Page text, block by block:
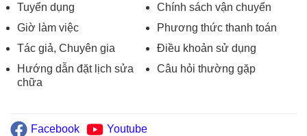
Tuyển dụng
Giờ làm việc
Tác giả, Chuyên gia
Hướng dẫn đặt lịch sửa
chữa
Chính sách vận chuyển
Phương thức thanh toán
Điều khoản sử dụng
Câu hỏi thường gặp
Facebook Youtube